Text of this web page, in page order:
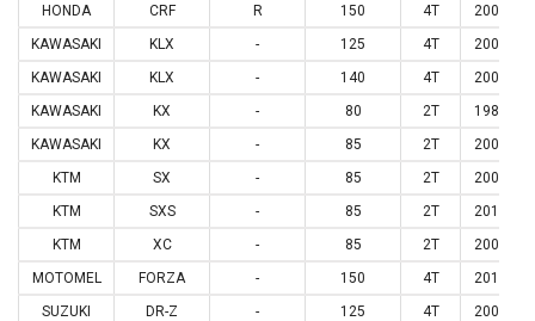
HONDA
CRF R 150 4T 2007
KAWASAKI
KLX - 125 4T 2003
KAWASAKI
KLX - 140 4T 2008
KAWASAKI
KX - 80 2T 1986
KAWASAKI
KX - 85 2T 2001
KTM
SX - 85 2T 2003
KTM
SXS - 85 2T 2012
KTM
XC - 85 2T 2008
MOTOMEL
FORZA - 150 4T 2014
SUZUKI
DR-Z - 125 4T 2003